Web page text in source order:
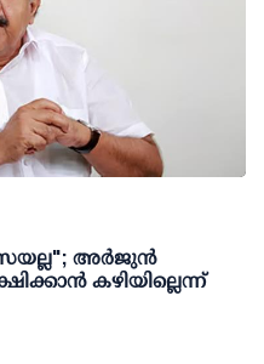
അർജുൻ
കഴിയില്ലെന്ന്